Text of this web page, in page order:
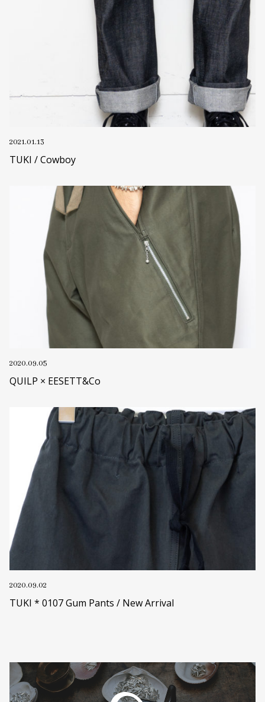
2021.01.13
TUKI / Cowboy
2020.09.05
QUILP × EESETT&Co
2020.09.02
TUKI * 0107 Gum Pants / New Arrival